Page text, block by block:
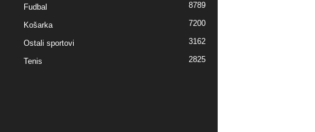
Fudbal 8789
Košarka 7200
Ostali sportovi 3162
Tenis 2825